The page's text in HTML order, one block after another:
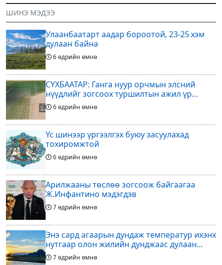
гал Морин жилийн Зуны адаг
хөхөгчин хонь сарын шинийн
19, Адъяа /Асралт/
оруулагчдад худалдах
шийдвэрлэснээ ФИФА-гийн
ерөнхийлөгч Жанни
ШИНЭ МЭДЭЭ
Улаанбаатарт аадар бороотой, 23-25 хэм
дулаан байна
6 өдрийн өмнө
СҮХБААТАР: Ганга нуур орчмын элсний
нүүдлийг зогсоох туршилтын ажил үр
дүнгээ өгч эхэлжээ
6 өдрийн өмнө
Үс шинээр үргээлгэх буюу засуулахад
тохиромжтой
6 өдрийн өмнө
Арилжааны төслөө зогсоож байгаагаа
Ж.Инфантино мэдэгдэв
7 өдрийн өмнө
Энэ сард агаарын дундаж температур ихэнх
нутгаар олон жилийн дунджаас дулаан
байна
7 өдрийн өмнө